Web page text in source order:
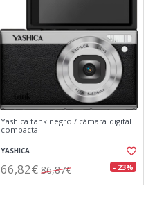
Yashica tank negro / cámara digital
compacta
YASHICA
66,82€ 86,87€ - 23%